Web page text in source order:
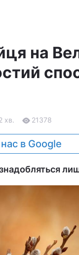
на
хв. 21378
в Google